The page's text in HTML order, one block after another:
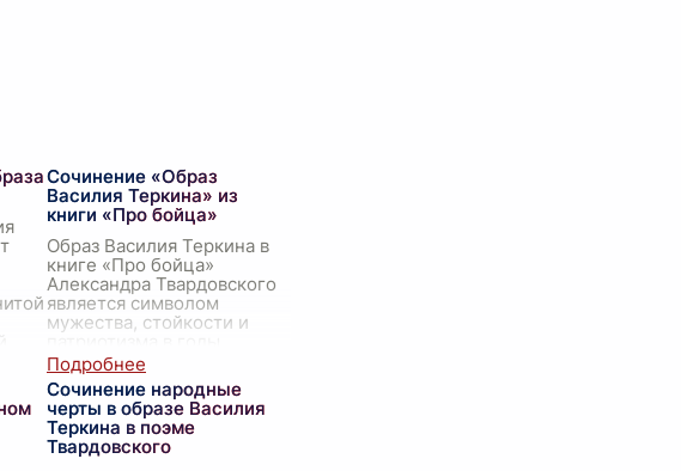
Сочинение «Образ
Василия Теркина» из
книги «Про бойца»
Образ Василия Теркина в
книге «Про бойца»
Александра Твардовского
является символом
мужества, стойкости и
Великой Отечественной
войны. В этом сочинении
мы постар...
Сочинение народные
черты в образе Василия
Теркина в поэме
Твардовского